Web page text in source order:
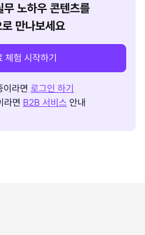
노하우 콘텐츠를
만나보세요
체험 시작하기
이라면 로그인 하기
라면 B2B 서비스 안내